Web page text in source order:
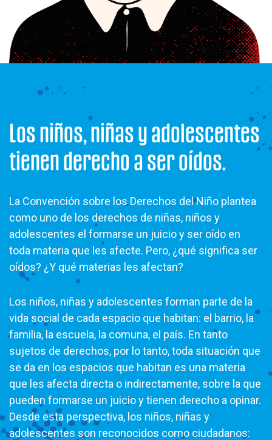
Los niños, niñas y adolescentes
tienen derecho a ser oídos.
La Convención sobre los Derechos del Niño plantea
como uno de los derechos de niñas, niños y
adolescentes el formarse un juicio y ser oído en
toda materia que les afecte. Pero, ¿qué significa ser
oídos? ¿Y qué materias les afectan?
Los niños, niñas y adolescentes forman parte de la
vida social de cada espacio que habitan: el barrio, la
familia, la escuela, la comuna, el país. En tanto
sujetos de derechos, por lo tanto, toda situación que
se da en los espacios que habitan es una materia
que les afecta directa o indirectamente, sobre la que
pueden formarse un juicio y tienen derecho a opinar.
Desde esta perspectiva, los niños, niñas y
adolescentes son reconocidos como ciudadanos: